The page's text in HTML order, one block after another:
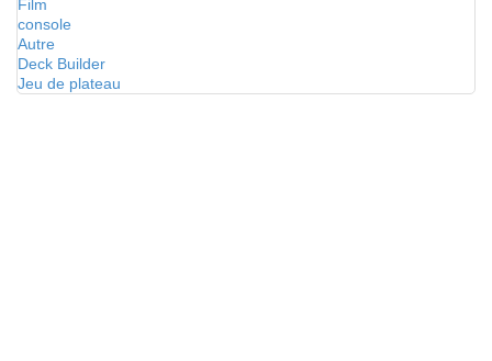
Film
console
Autre
Deck Builder
Jeu de plateau